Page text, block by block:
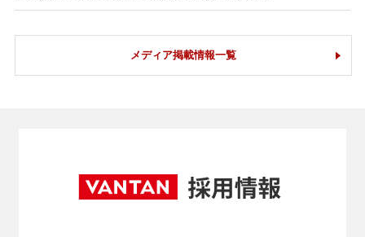
メディア掲載情報一覧